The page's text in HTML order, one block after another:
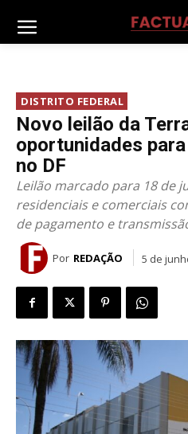
DISTRITO FEDERAL
Novo leilão da
oportunidades
no DF
Leilão marcado para 18 de
residenciais e comerciais
de pagamento e
Por REDAÇÃO 5 de